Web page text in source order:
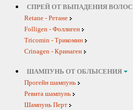
СПРЕЙ ОТ ВЫПАДЕНИЯ ВОЛОС
Retane - Ретане
Folligen - Фоллиген
Tricomin - Трикомин
Crinagen - Кринаген
ШАМПУНЬ ОТ ОБЛЫСЕНИЯ
Прогейн шампунь
Ревита шампунь
Шампунь Перт